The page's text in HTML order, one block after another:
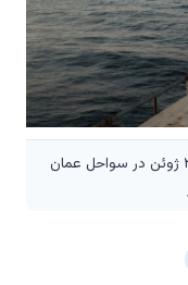
تانکرهای نفتی و کشتی‌های باری در تاریخ ۲۳ ژوئن در سواحل عمان